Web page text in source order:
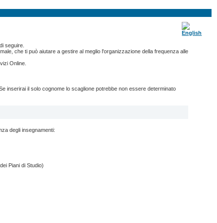
seguire.
che ti può aiutare a gestire al meglio l'organizzazione della frequenza alle
Online.
inserirai il solo cognome lo scaglione potrebbe non essere determinato
degli insegnamenti:
Piani di Studio)